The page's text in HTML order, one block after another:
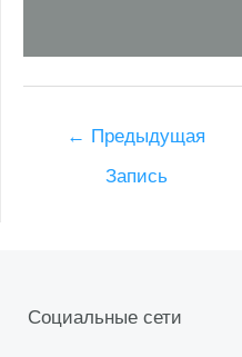
← Предыдущая
Запись
Социальные сети